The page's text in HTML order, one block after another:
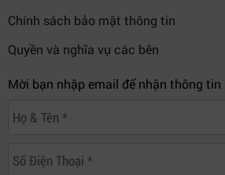
Chính sách bảo mật thông tin
Quyền và nghĩa vụ các bên
Mời bạn nhập email để nhận thông tin